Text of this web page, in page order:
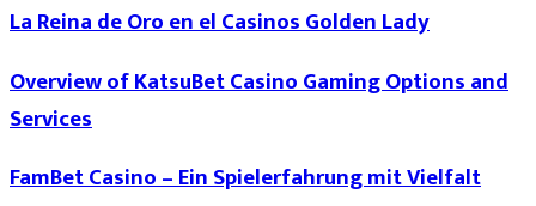
La Reina de Oro en el Casinos Golden Lady
Overview of KatsuBet Casino Gaming Options and
Services
FamBet Casino – Ein Spielerfahrung mit Vielfalt